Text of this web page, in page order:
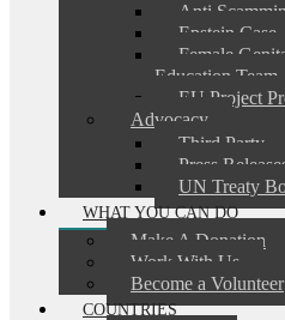
Anti
Epstein Case
Female
Education Team
EU Project
Advocacy
Third Party
Press
UN Treaty
WHAT YOU CAN DO
Make A Donation
Work With Us
Become a Volunteer
COUNTRIES